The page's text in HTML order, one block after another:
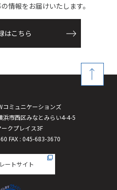
情報をお届けいたします。
はこちら
コミュニケーションズ
浜市西区みなとみらい4-4-5
クプレイス3F
FAX : 045-683-3670
ートサイト